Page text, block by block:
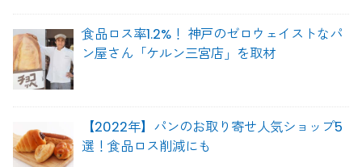
食品ロス率1.2%！ 神戸のゼロウェイストなパ
ン屋さん「ケルン三宮店」を取材
【2022年】パンのお取り寄せ人気ショップ5
選！食品ロス削減にも